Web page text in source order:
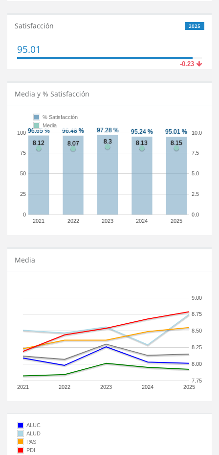
2025
Satisfacción
95.01
-0.23
Media y % Satisfacción
2021 2022 2023 2024 2025
0
25
50
75
100
0.0
2.5
5.0
7.5
10.0
% Satisfacción
Media
Media
2021 2022 2023 2024 2025
7.75
8.00
8.25
8.50
8.75
9.00
ALUC
ALUD
PAS
PDI